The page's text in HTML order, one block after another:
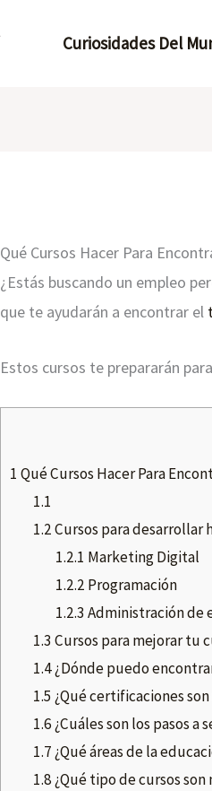
Curiosidades Del
Qué Cursos Hacer Para
¿Estás buscando un empleo
que te ayudarán a encontrar el
Estos cursos te prepararán
1 Qué Cursos Hacer Para
1.1
1.2Cursos para desarrollar
1.2.1 Marketing Digital
1.2.2 Programación
1.2.3 Administración de
1.3 Cursos para mejorar tu
1.4¿Dónde puedo
1.5 ¿Qué certificaciones
1.6¿Cuáles son los pasos
1.7¿Qué áreas de la
1.8¿Qué tipo de cursos